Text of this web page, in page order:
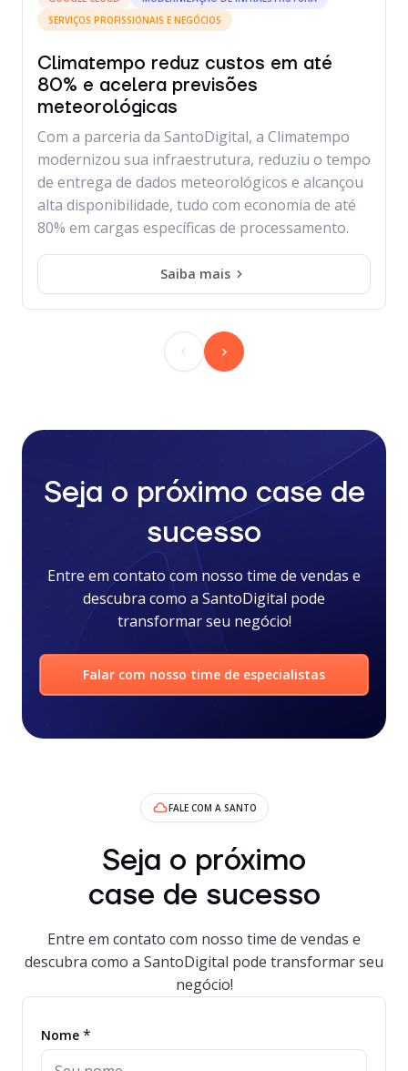
SERVIÇOS PROFISSIONAIS E NEGÓCIOS
Climatempo reduz custos em até
80% e acelera previsões
meteorológicas
Com a parceria da SantoDigital, a Climatempo
modernizou sua infraestrutura, reduziu o tempo
de entrega de dados meteorológicos e alcançou
alta disponibilidade, tudo com economia de até
80% em cargas específicas de processamento.
Saiba mais
Seja o próximo case de
sucesso
Entre em contato com nosso time de vendas e
descubra como a SantoDigital pode
transformar seu negócio!
Falar com nosso time de especialistas
FALE COM A SANTO
Seja o próximo
case de sucesso
Entre em contato com nosso time de vendas e
descubra como a SantoDigital pode transformar seu
negócio!
Nome *